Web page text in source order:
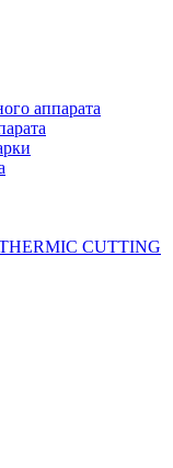
аппарата
CUTTING